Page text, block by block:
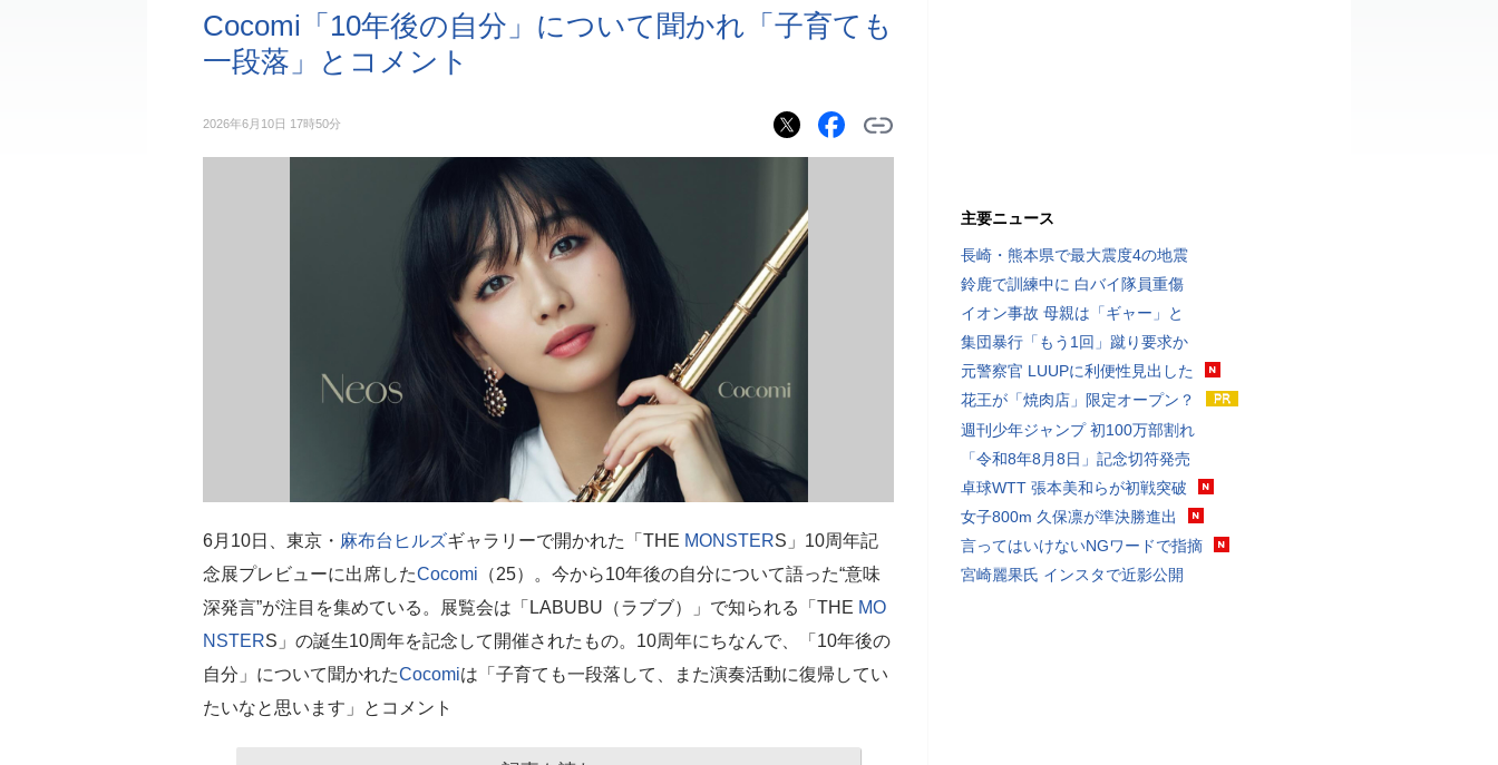
Cocomi「10年後の自分」について聞かれ「子育ても
一段落」とコメント
2026年6月10日 17時50分
6月10日、東京・ 麻布台ヒルズギャラリーで開かれた「THE MONSTERS」10周年記
念展プレビューに出席したCocomi （25）。今から10年後の自分について語った“意味
深発言”が注目を集めている。展覧会は「LABUBU（ラブブ）」で知られる「THE MO
NSTERS」の誕生10周年を記念して開催されたもの。10周年にちなんで、「10年後の
自分」について聞かれたCocomiは「子育ても一段落して、また演奏活動に復帰してい
たいなと思います」とコメント
主要ニュース
長崎・熊本県で最大震度4の地震
鈴鹿で訓練中に 白バイ隊員重傷
イオン事故 母親は「ギャー」と
集団暴行「もう1回」蹴り要求か
元警察官 LUUPに利便性見出した
花王が「焼肉店」限定オープン？
週刊少年ジャンプ 初100万部割れ
「令和8年8月8日」記念切符発売
卓球WTT 張本美和らが初戦突破
女子800m 久保凛が準決勝進出
言ってはいけないNGワードで指摘
宮崎麗果氏 インスタで近影公開